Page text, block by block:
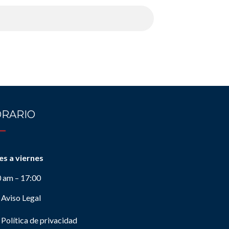
a viernes
am – 17:00
Aviso Legal
Política de privacidad